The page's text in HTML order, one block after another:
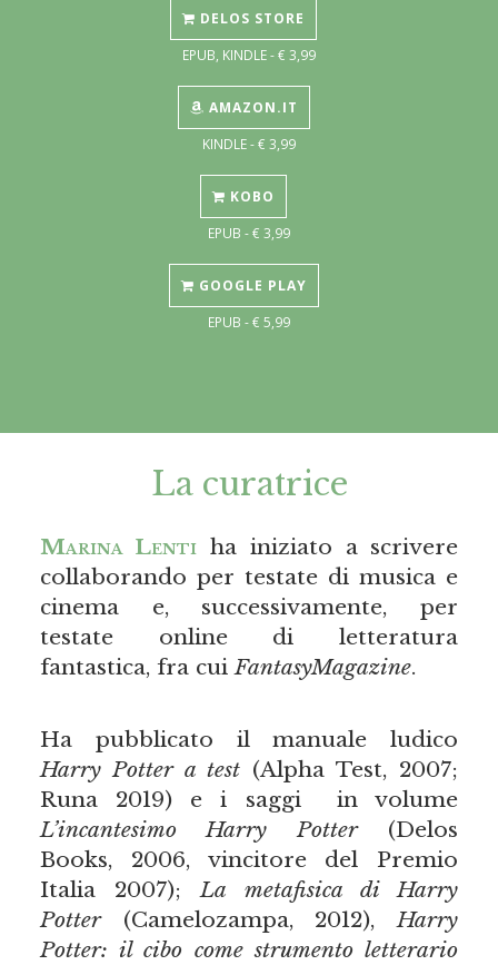
DELOS STORE
EPUB, KINDLE - € 3,99
AMAZON.IT
KINDLE - € 3,99
KOBO
EPUB - € 3,99
GOOGLE PLAY
EPUB - € 5,99
La curatrice
Marina Lenti ha iniziato a scrivere
collaborando per testate di musica e
cinema e, successivamente, per
testate online di letteratura
fantastica, fra cuiFantasyMagazine.
Ha pubblicato il manuale ludico
Harry Potter a test (Alpha Test, 2007;
Runa 2019) e i saggi in volume
L’incantesimo Harry Potter(Delos
Books, 2006, vincitore del Premio
Italia 2007);La metafisica di Harry
Potter(Camelozampa, 2012),Harry
Potter: il cibo come strumento letterario